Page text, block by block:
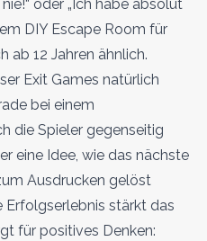
oder „Ich habe absolut
DIY Escape Room für
ab 12 Jahren ähnlich.
Exit Games natürlich
bei einem
die Spieler gegenseitig
eine Idee, wie das nächste
Ausdrucken gelöst
Erfolgserlebnis stärkt das
für positives Denken: